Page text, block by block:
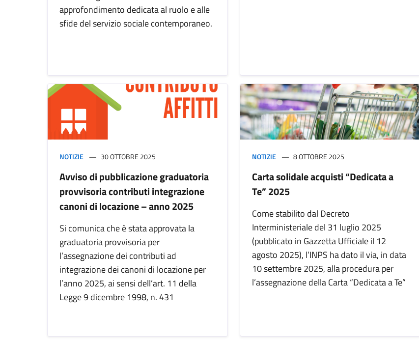
approfondimento dedicata al ruolo e alle
sfide del servizio sociale contemporaneo.
NOTIZIE 30 OTTOBRE 2025
Avviso di pubblicazione graduatoria
provvisoria contributi integrazione
canoni di locazione – anno 2025
Si comunica che è stata approvata la
graduatoria provvisoria per
l’assegnazione dei contributi ad
integrazione dei canoni di locazione per
l’anno 2025, ai sensi dell’art. 11 della
Legge 9 dicembre 1998, n. 431
NOTIZIE 8 OTTOBRE 2025
Carta solidale acquisti “Dedicata a
Te” 2025
Come stabilito dal Decreto
Interministeriale del 31 luglio 2025
(pubblicato in Gazzetta Ufficiale il 12
agosto 2025), l’INPS ha dato il via, in data
10 settembre 2025, alla procedura per
l’assegnazione della Carta “Dedicata a Te”